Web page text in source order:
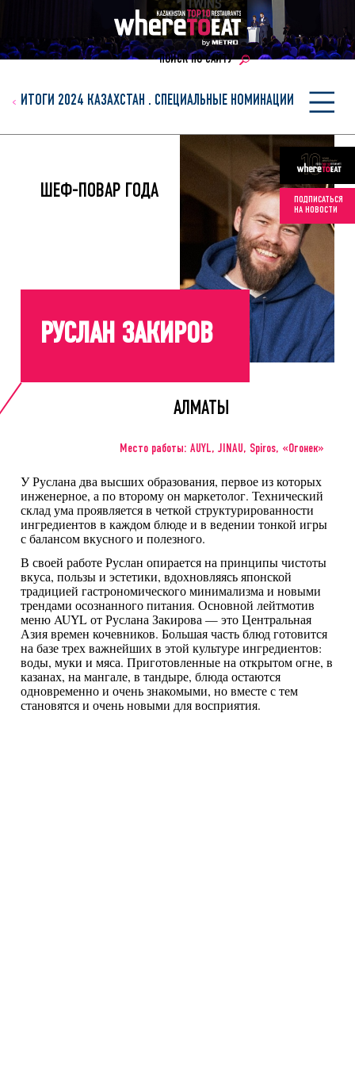
ПОИСК ПО САЙТУ
ПОДПИСАТЬСЯ
НА НОВОСТИ
ИТОГИ 2024 КАЗАХСТАН . СПЕЦИАЛЬНЫЕ НОМИНАЦИИ
ШЕФ-ПОВАР ГОДА
РУСЛАН ЗАКИРОВ
АЛМАТЫ
Место работы: AUYL, JINAU, Spiros, «Огонек»
У Руслана два высших образования, первое из которых
инженерное, а по второму он маркетолог. Технический
склад ума проявляется в четкой структурированности
ингредиентов в каждом блюде и в ведении тонкой игры
с балансом вкусного и полезного.
В своей работе Руслан опирается на принципы чистоты
вкуса, пользы и эстетики, вдохновляясь японской
традицией гастрономического минимализма и новыми
трендами осознанного питания. Основной лейтмотив
меню AUYL от Руслана Закирова — это Центральная
Азия времен кочевников. Большая часть блюд готовится
на базе трех важнейших в этой культуре ингредиентов:
воды, муки и мяса. Приготовленные на открытом огне, в
казанах, на мангале, в тандыре, блюда остаются
одновременно и очень знакомыми, но вместе с тем
становятся и очень новыми для восприятия.